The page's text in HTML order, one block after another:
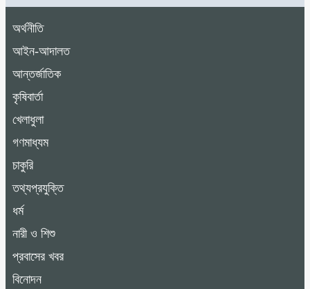
অর্থনীতি
আইন-আদালত
আন্তর্জাতিক
কৃষিবার্তা
খেলাধুলা
গণমাধ্যম
চাকুরি
তথ্যপ্রযুক্তি
ধর্ম
নারী ও শিশু
প্রবাসের খবর
বিনোদন